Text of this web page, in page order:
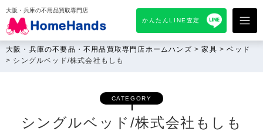
大阪・兵庫の不用品買取専門店
かんたんLINE査定
大阪・兵庫の不要品・不用品買取専門店ホームハンズ >家具 >ベッド
> シングルベッド/株式会社もしも
CATEGORY
シングルベッド/株式会社もしも